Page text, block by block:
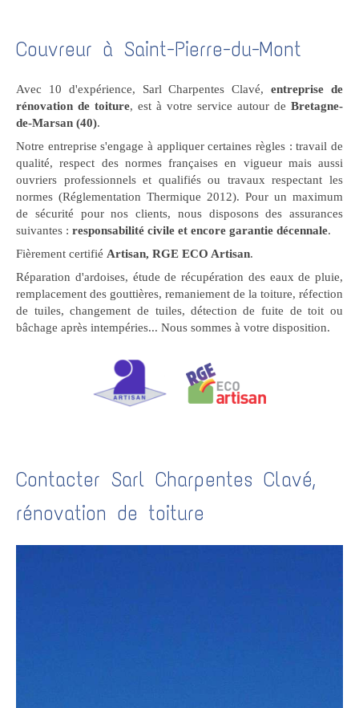
Couvreur à Saint-Pierre-du-Mont
Avec 10 d'expérience, Sarl Charpentes Clavé,entreprise de
rénovation de toiture, est à votre service autour de Bretagne-
de-Marsan (40).
Notre entreprise s'engage à appliquer certaines règles : travail de
qualité, respect des normes françaises en vigueur mais aussi
ouvriers professionnels et qualifiés ou travaux respectant les
normes (Réglementation Thermique 2012). Pour un maximum
de sécurité pour nos clients, nous disposons des assurances
suivantes : responsabilité civile et encore garantie décennale.
Fièrement certifié Artisan, RGE ECO Artisan.
Réparation d'ardoises, étude de récupération des eaux de pluie,
remplacement des gouttières, remaniement de la toiture, réfection
de tuiles, changement de tuiles, détection de fuite de toit ou
bâchage après intempéries... Nous sommes à votre disposition.
Contacter Sarl Charpentes Clavé,
rénovation de toiture